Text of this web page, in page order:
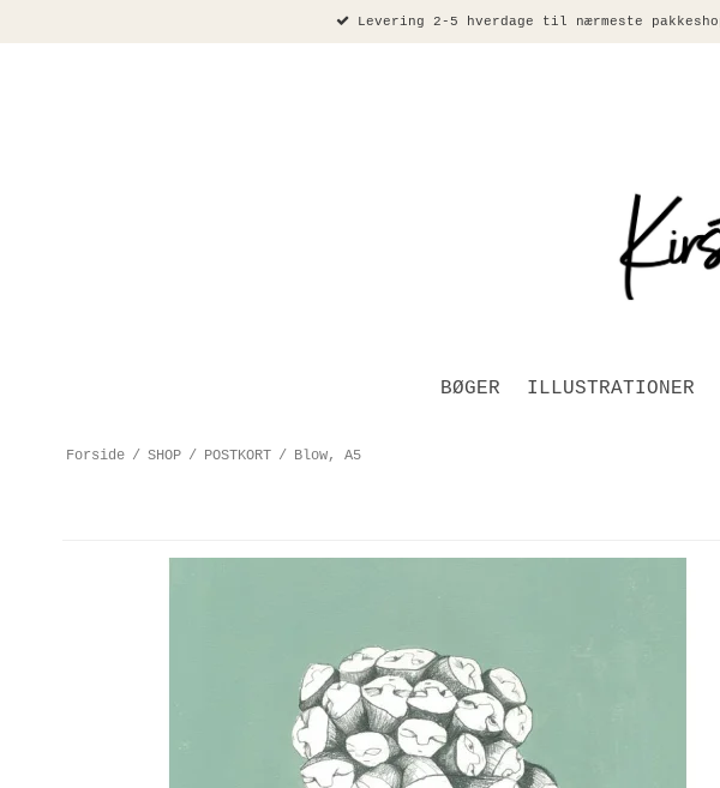
Levering 2-5 hverdage til nærmeste
BØGER ILLUSTRATIONER
Forside / SHOP / POSTKORT / Blow, A5